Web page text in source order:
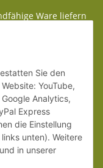
Ware liefern
99 € * Warenwert
bitte unserenLiefer-
Sie den
YouTube,
Analytics,
Express
die Einstellung
unten). Weitere
und in unserer